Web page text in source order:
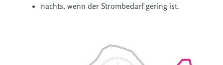
nachts, wenn der Strombedarf gering ist.